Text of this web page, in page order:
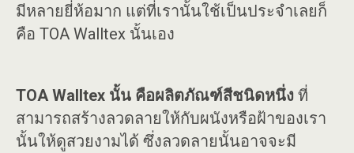
มีหลายยี่ห้อมาก แต่ที่เรานั้นใช้เป็นประจำเลยก็
คือ TOA Walltex นั้นเอง
TOA Walltex นั้น คือผลิตภัณฑ์สีชนิดหนึ่ง ที่
สามารถสร้างลวดลายให้กับผนังหรือฝ้าของเรา
นั้นให้ดูสวยงามได้ ซึ่งลวดลายนั้นอาจจะมี